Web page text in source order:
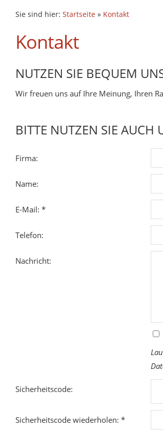
Sie sind hier: Startseite » Kontakt
Kontakt
NUTZEN SIE BEQUEM
Wir freuen uns auf Ihre Meinung, Ihren
BITTE NUTZEN SIE AUCH
Firma:
Name:
E-Mail: *
Telefon:
Nachricht:
Sicherheitscode:
Sicherheitscode wiederholen: *